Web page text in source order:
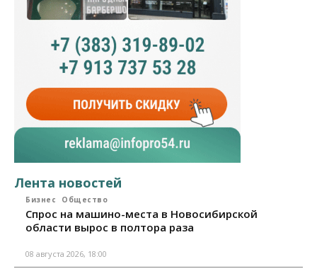
Лента новостей
Бизнес Общество
Спрос на машино-места в Новосибирской
области вырос в полтора раза
08 августа 2026, 18:00